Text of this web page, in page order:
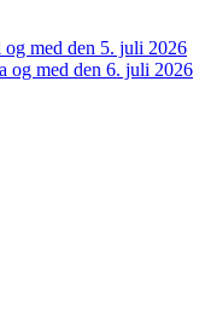
med den 5. juli 2026
og med den 6. juli 2026